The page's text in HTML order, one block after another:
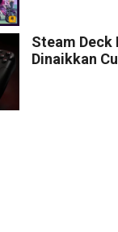
Steam Deck
Dinaikkan